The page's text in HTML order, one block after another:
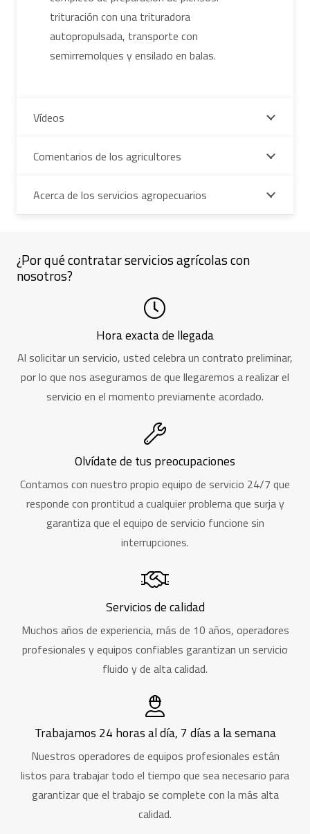
trituración con una trituradora
autopropulsada, transporte con
semirremolques y ensilado en balas.
Vídeos
Comentarios de los agricultores
Acerca de los servicios agropecuarios
¿Por qué contratar servicios agrícolas con
nosotros?
Hora exacta de llegada
Al solicitar un servicio, usted celebra un contrato preliminar,
por lo que nos aseguramos de que llegaremos a realizar el
servicio en el momento previamente acordado.
Olvídate de tus preocupaciones
Contamos con nuestro propio equipo de servicio 24/7 que
responde con prontitud a cualquier problema que surja y
garantiza que el equipo de servicio funcione sin
interrupciones.
Servicios de calidad
Muchos años de experiencia, más de 10 años, operadores
profesionales y equipos confiables garantizan un servicio
fluido y de alta calidad.
Trabajamos 24 horas al día, 7 días a la semana
Nuestros operadores de equipos profesionales están
listos para trabajar todo el tiempo que sea necesario para
garantizar que el trabajo se complete con la más alta
calidad.